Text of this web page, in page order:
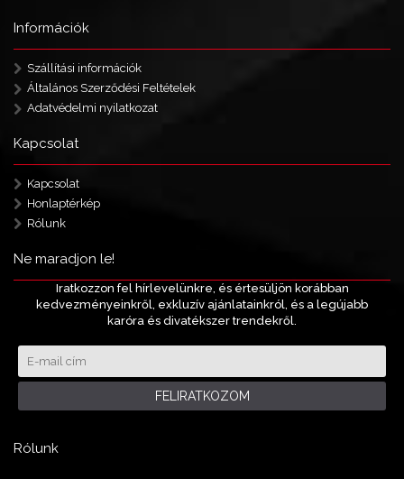
Információk
Szállítási információk
Általános Szerződési Feltételek
Adatvédelmi nyilatkozat
Kapcsolat
Kapcsolat
Honlaptérkép
Rólunk
Ne maradjon le!
Iratkozzon fel hírlevelünkre, és értesüljön korábban
kedvezményeinkről, exkluzív ajánlatainkról, és a legújabb
karóra és divatékszer trendekről.
FELIRATKOZOM
Rólunk